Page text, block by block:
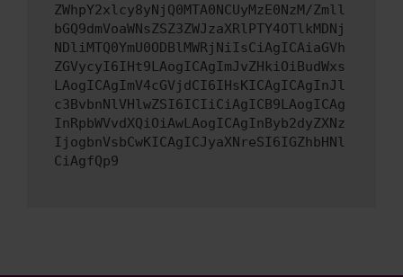
ZWhpY2xlcy8yNjQ0MTA0NCUyMzE0NzM/Zmll
bGQ9dmVoaWNsZSZ3ZWJzaXRlPTY4OTlkMDNj
NDliMTQ0YmU0ODBlMWRjNiIsCiAgICAiaGVh
ZGVycyI6IHt9LAogICAgImJvZHkiOiBudWxs
LAogICAgImV4cGVjdCI6IHsKICAgICAgInJl
c3BvbnNlVHlwZSI6ICIiCiAgICB9LAogICAg
InRpbWVvdXQiOiAwLAogICAgInByb2dyZXNz
IjogbnVsbCwKICAgICJyaXNreSI6IGZhbHNl
CiAgfQp9